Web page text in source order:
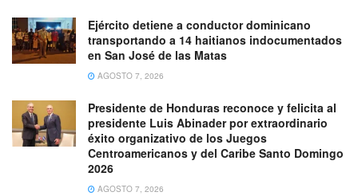
Ejército detiene a conductor dominicano
transportando a 14 haitianos indocumentados
en San José de las Matas
AGOSTO 7, 2026
Presidente de Honduras reconoce y felicita al
presidente Luis Abinader por extraordinario
éxito organizativo de los Juegos
Centroamericanos y del Caribe Santo Domingo
2026
AGOSTO 7, 2026